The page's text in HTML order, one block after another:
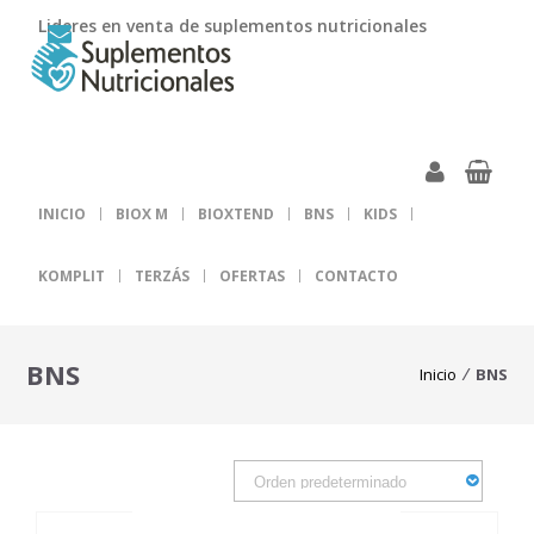
Lideres en venta de suplementos nutricionales
INICIO BIOX M BIOXTEND BNS KIDS
KOMPLIT TERZÁS OFERTAS CONTACTO
BNS Inicio ⁄ BNS